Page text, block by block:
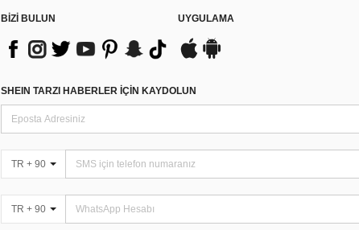
BİZİ BULUN UYGULAMA
SHEIN TARZI HABERLER IÇIN KAYDOLUN
TR + 90
TR + 90